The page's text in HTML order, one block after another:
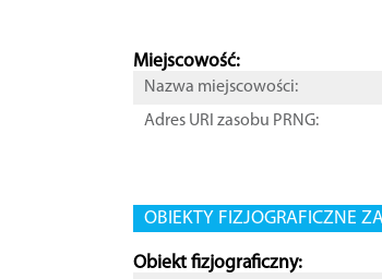
Miejscowość:
Nazwa miejscowości:
Adres URI zasobu PRNG:
OBIEKTY FIZJOGRAFICZNE
Obiekt fizjograficzny: